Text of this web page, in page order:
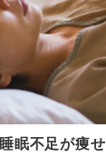
睡眠不足が痩